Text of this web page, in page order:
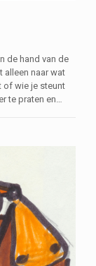
de hand van de
alleen naar wat
of wie je steunt
te praten en